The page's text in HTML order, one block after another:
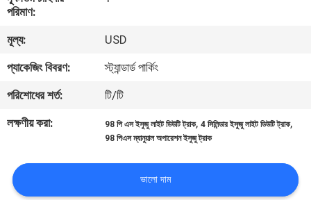
পরিদর্শন
গুণমান
নিয়ন্ত্রণ
আমাদের
যোগাযোগ
পরিমাণ:
মূল্য:
USD
প্যাকেজিং বিবরণ:
স্ট্যান্ডার্ড পার্কিং
পরিশোধের শর্ত:
টি/টি
লক্ষণীয় করা:
98 পি এস ইসুজু লাইট ডিউটি ​​ট্রাক,4 সিলিন্ডার ইসুজু লাইট ডিউটি ​​ট্রাক,
98 পিএস ম্যানুয়াল অপারেশন ইসুজু ট্রাক
ভালো দাম